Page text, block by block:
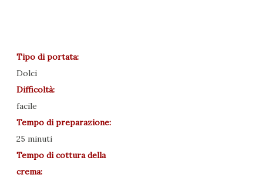
Tipo di portata:
Dolci
Difficoltà:
facile
Tempo di preparazione:
25 minuti
Tempo di cottura della
crema: